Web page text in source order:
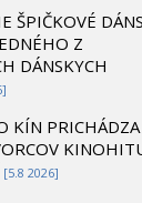
ŠPIČKOVÉ
Z
DÁNSKYCH
KÍN PRICHÁDZA
[5.8 2026]